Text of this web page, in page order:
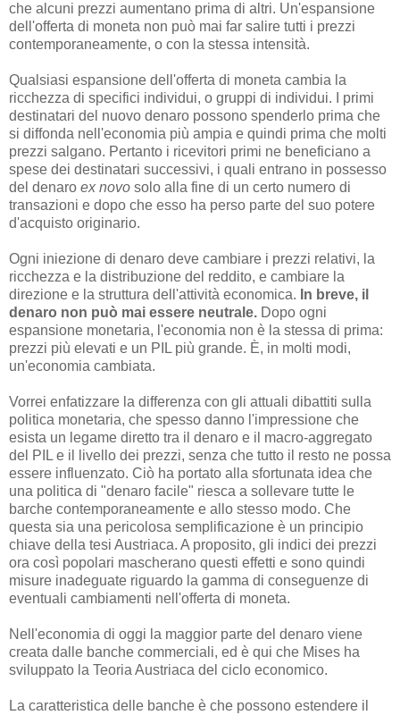
che alcuni prezzi aumentano prima di altri. Un'espansione
dell'offerta di moneta non può mai far salire tutti i prezzi
contemporaneamente, o con la stessa intensità.
Qualsiasi espansione dell'offerta di moneta cambia la
ricchezza di specifici individui, o gruppi di individui. I primi
destinatari del nuovo denaro possono spenderlo prima che
si diffonda nell'economia più ampia e quindi prima che molti
prezzi salgano. Pertanto i ricevitori primi ne beneficiano a
spese dei destinatari successivi, i quali entrano in possesso
del denaro ex novo solo alla fine di un certo numero di
transazioni e dopo che esso ha perso parte del suo potere
d'acquisto originario.
Ogni iniezione di denaro deve cambiare i prezzi relativi, la
ricchezza e la distribuzione del reddito, e cambiare la
direzione e la struttura dell'attività economica. In breve, il
denaro non può mai essere neutrale. Dopo ogni
espansione monetaria, l'economia non è la stessa di prima:
prezzi più elevati e un PIL più grande. È, in molti modi,
un'economia cambiata.
Vorrei enfatizzare la differenza con gli attuali dibattiti sulla
politica monetaria, che spesso danno l'impressione che
esista un legame diretto tra il denaro e il macro-aggregato
del PIL e il livello dei prezzi, senza che tutto il resto ne possa
essere influenzato. Ciò ha portato alla sfortunata idea che
una politica di "denaro facile" riesca a sollevare tutte le
barche contemporaneamente e allo stesso modo. Che
questa sia una pericolosa semplificazione è un principio
chiave della tesi Austriaca. A proposito, gli indici dei prezzi
ora così popolari mascherano questi effetti e sono quindi
misure inadeguate riguardo la gamma di conseguenze di
eventuali cambiamenti nell'offerta di moneta.
Nell'economia di oggi la maggior parte del denaro viene
creata dalle banche commerciali, ed è qui che Mises ha
sviluppato la Teoria Austriaca del ciclo economico.
La caratteristica delle banche è che possono estendere il